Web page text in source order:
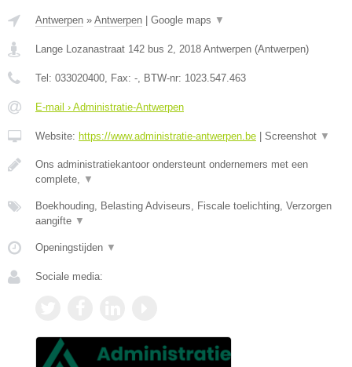
Antwerpen » Antwerpen Google maps ▼
Lange Lozanastraat 142 bus 2, 2018 Antwerpen (Antwerpen)
Tel: 033020400, Fax: -, BTW-nr: 1023.547.463
E-mail › Administratie-Antwerpen
Website: https://www.administratie-antwerpen.be Screenshot ▼
Ons administratiekantoor ondersteunt ondernemers met een
complete, ▼
Boekhouding, Belasting Adviseurs, Fiscale toelichting, Verzorgen
aangifte ▼
Openingstijden ▼
Sociale media: